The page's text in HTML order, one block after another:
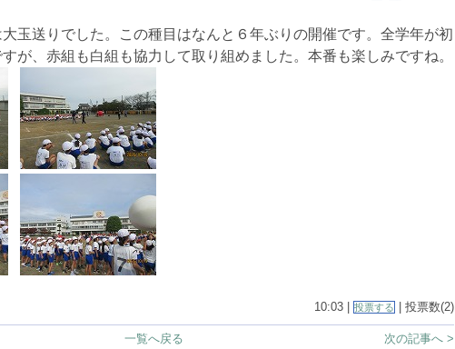
玉送りでした。この種目はなんと６年ぶりの開催です。全学年が初
が、赤組も白組も協力して取り組めました。本番も楽しみですね。
10:03 | 投票する | 投票数(2)
次の記事へ >
一覧へ戻る